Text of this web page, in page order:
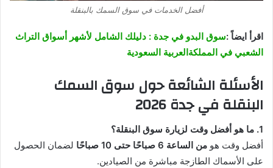
أفضل الخدمات في سوق السمك بالبنقلة
اقرأ ايضاً :سوق البدو في جدة : دليلك الشامل لأشهر أسواق التراث
الشعبي في المملكةالعربية السعودية
الأسئلة الشائعة حول سوق السمك
البنقلة في جدة 2026
1. ما هو أفضل وقت لزيارة سوق البنقلة؟
أفضل وقت هو من الساعة 6 صباحًا حتى 10 صباحًا
لضمان الحصول
على الأسماك الطازجة مباشرة من الصيادين.